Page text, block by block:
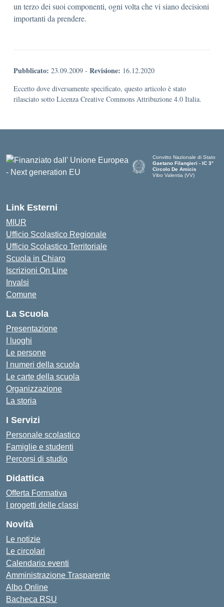
un terzo dei suoi componenti, ogni volta che vi siano decisioni
importanti da prendere.
Pubblicato: 23.09.2009 - Revisione: 16.12.2020
Eccetto dove diversamente specificato, questo articolo è stato
rilasciato sotto Licenza Creative Commons Attribuzione 4.0 Italia.
Convitto Nazionale di Stato
Gaetano Filangieri - IC 3°
Circolo De Amicis
Vibo Valentia (VV)
Link Esterni
MIUR
Ufficio Scolastico Regionale
Ufficio Scolastico Territoriale
Scuola in Chiaro
Iscrizioni On Line
Invalsi
Comune
La Scuola
Presentazione
I luoghi
Le persone
I numeri della scuola
Le carte della scuola
Organizzazione
La storia
I Servizi
Personale scolastico
Famiglie e studenti
Percorsi di studio
Didattica
Offerta Formativa
I progetti delle classi
Novità
Le notizie
Le circolari
Calendario eventi
Amministrazione Trasparente
Albo Online
Bacheca RSU